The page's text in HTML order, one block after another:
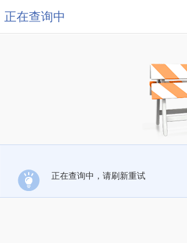
正在查询中
正在查询中，请刷新重试